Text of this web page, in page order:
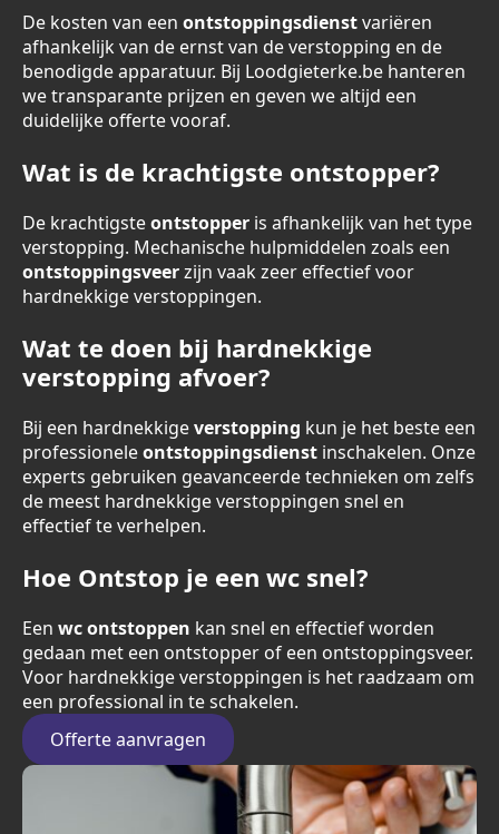
De kosten van een ontstoppingsdienstvariëren
afhankelijk van de ernst van de verstopping en de
benodigde apparatuur. Bij Loodgieterke.be hanteren
we transparante prijzen en geven we altijd een
duidelijke offerte vooraf.
Wat is de krachtigste ontstopper?
De krachtigsteontstopper is afhankelijk van het type
verstopping. Mechanische hulpmiddelen zoals een
ontstoppingsveerzijn vaak zeer effectief voor
hardnekkige verstoppingen.
Wat te doen bij hardnekkige
verstopping afvoer?
Bij een hardnekkigeverstopping kun je het beste een
professioneleontstoppingsdienst inschakelen. Onze
experts gebruiken geavanceerde technieken om zelfs
de meest hardnekkige verstoppingen snel en
effectief te verhelpen.
Hoe Ontstop je een wc snel?
Een wc ontstoppen kan snel en effectief worden
gedaan met een ontstopper of een ontstoppingsveer.
Voor hardnekkige verstoppingen is het raadzaam om
een professional in te schakelen.
Offerte aanvragen